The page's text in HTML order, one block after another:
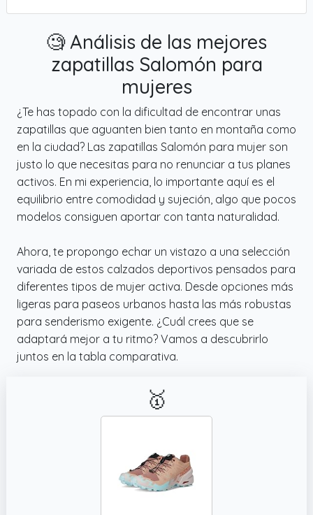
🧐 Análisis de las mejores
zapatillas Salomón para
mujeres
¿Te has topado con la dificultad de encontrar unas
zapatillas que aguanten bien tanto en montaña como
en la ciudad? Las zapatillas Salomón para mujer son
justo lo que necesitas para no renunciar a tus planes
activos. En mi experiencia, lo importante aquí es el
equilibrio entre comodidad y sujeción, algo que pocos
modelos consiguen aportar con tanta naturalidad.
Ahora, te propongo echar un vistazo a una selección
variada de estos calzados deportivos pensados para
diferentes tipos de mujer activa. Desde opciones más
ligeras para paseos urbanos hasta las más robustas
para senderismo exigente. ¿Cuál crees que se
adaptará mejor a tu ritmo? Vamos a descubrirlo
juntos en la tabla comparativa.
🥇